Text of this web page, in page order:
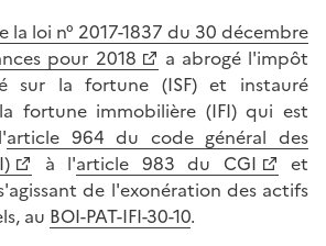
la loi n° 2017-1837 du 30 décembre
pour 2018
a abrogé l'impôt
sur la fortune (ISF) et instauré
fortune immobilière (IFI) qui est
article 964 du code général des
à l'article 983 du CGI
et
de l'exonération des actifs
au BOI-PAT-IFI-30-10.